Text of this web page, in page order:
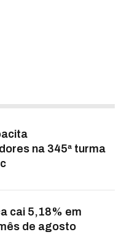
na 345ª turma
cai 5,18% em
de agosto